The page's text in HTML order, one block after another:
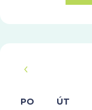
PO ÚT